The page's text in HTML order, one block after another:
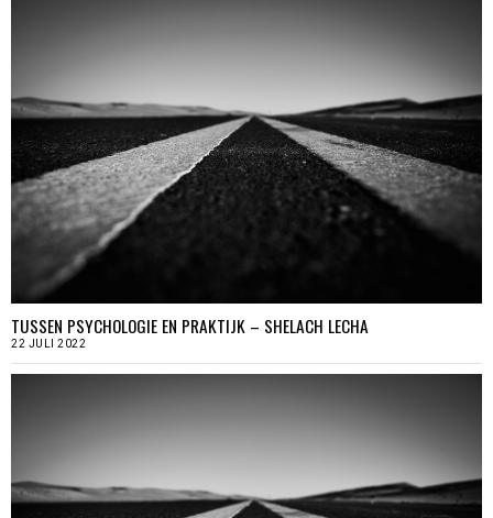
TUSSEN PSYCHOLOGIE EN PRAKTIJK – SHELACH LECHA
22 JULI 2022